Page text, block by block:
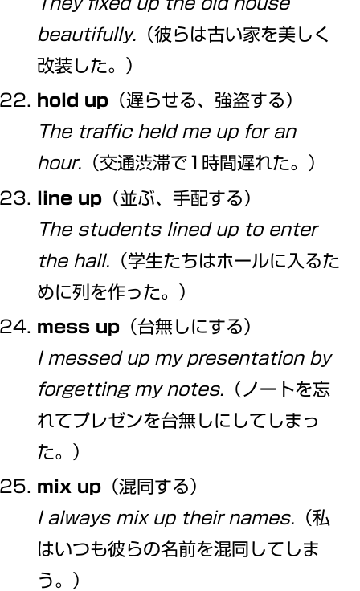
beautifully. （彼らは古い家を美しく
改装した。）
hold up （遅らせる、強盗する）
The traffic held me up for an
hour. （交通渋滞で1時間遅れた。）
line up （並ぶ、手配する）
The students lined up to enter
the hall. （学生たちはホールに入るた
めに列を作った。）
mess up （台無しにする）
I messed up my presentation by
forgetting my notes. （ノートを忘
れてプレゼンを台無しにしてしまっ
た。）
mix up （混同する）
I always mix up their names. （私
はいつも彼らの名前を混同してしま
う。）